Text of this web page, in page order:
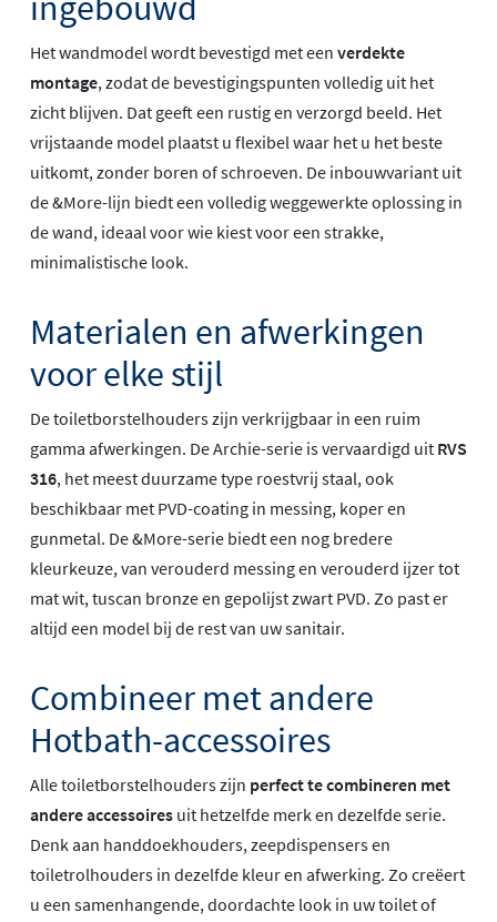
Het wandmodel wordt bevestigd met een verdekte
montage, zodat de bevestigingspunten volledig uit het
zicht blijven. Dat geeft een rustig en verzorgd beeld. Het
vrijstaande model plaatst u flexibel waar het u het beste
uitkomt, zonder boren of schroeven. De inbouwvariant uit
de &More-lijn biedt een volledig weggewerkte oplossing in
de wand, ideaal voor wie kiest voor een strakke,
minimalistische look.
Materialen en afwerkingen
voor elke stijl
De toiletborstelhouders zijn verkrijgbaar in een ruim
gamma afwerkingen. De Archie-serie is vervaardigd uit RVS
316, het meest duurzame type roestvrij staal, ook
beschikbaar met PVD-coating in messing, koper en
gunmetal. De &More-serie biedt een nog bredere
kleurkeuze, van verouderd messing en verouderd ijzer tot
mat wit, tuscan bronze en gepolijst zwart PVD. Zo past er
altijd een model bij de rest van uw sanitair.
Combineer met andere
Hotbath-accessoires
Alle toiletborstelhouders zijn perfect te combineren met
andere accessoires uit hetzelfde merk en dezelfde serie.
Denk aan handdoekhouders, zeepdispensers en
toiletrolhouders in dezelfde kleur en afwerking. Zo creëert
u een samenhangende, doordachte look in uw toilet of